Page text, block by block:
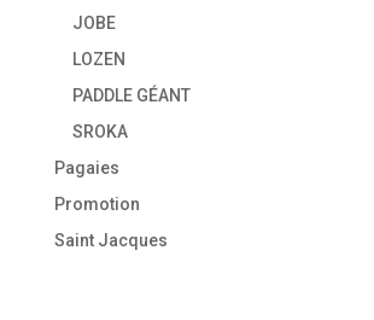
JOBE
LOZEN
PADDLE GÉANT
SROKA
Pagaies
Promotion
Saint Jacques